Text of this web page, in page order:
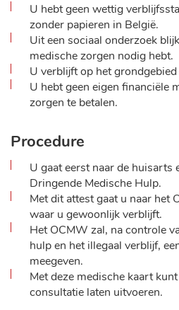
U hebt geen wettig
zonder papieren in België.
Uit een sociaal onderzoek
medische zorgen nodig hebt.
U verblijft op het
U hebt geen eigen financiële
zorgen te betalen.
Procedure
U gaat eerst naar de huisarts
Dringende Medische Hulp.
Met dit attest gaat u naar het
waar u gewoonlijk verblijft.
Het OCMW zal, na controle
hulp en het illegaal verblijf,
meegeven.
Met deze medische kaart
consultatie laten uitvoeren.